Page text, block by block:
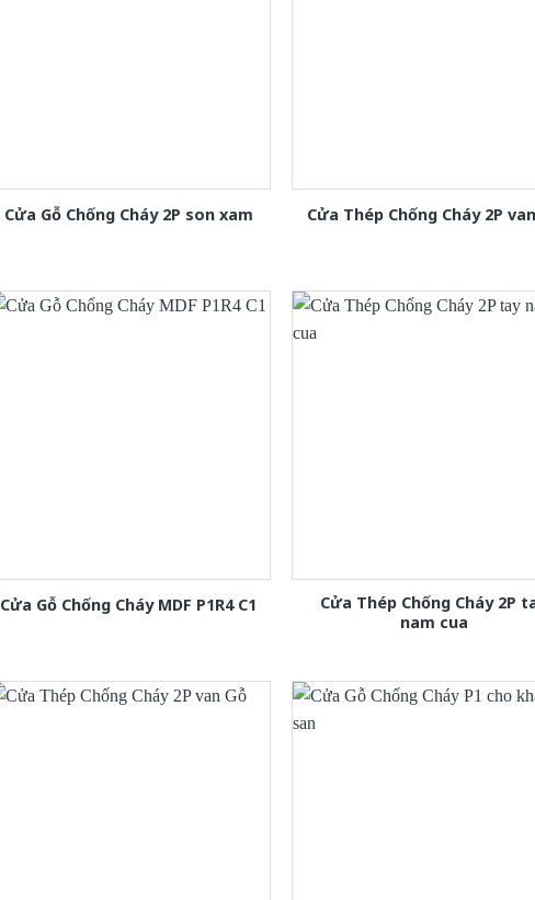
Cửa Gỗ Chống Cháy 2P son xam Cửa Thép Chống Cháy 2P
Cửa Gỗ Chống Cháy MDF P1R4 C1
Cửa Thép Chống Cháy 2P
nam cua